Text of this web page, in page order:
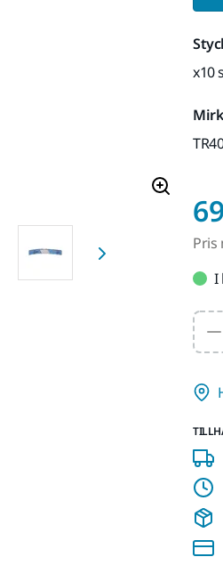
x10
Pris
I